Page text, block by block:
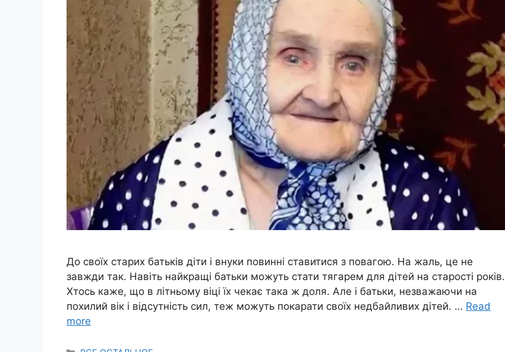
До своїх старих батьків діти і внуки повинні ставитися з повагою. На жаль, це не
завжди так. Навіть найкращі батьки можуть стати тягарем для дітей на старості років.
Хтось каже, що в літньому віці їх чекає така ж доля. Але і батьки, незважаючи на
похилий вік і відсутність сил, теж можуть покарати своїх недбайливих дітей. … Read
more